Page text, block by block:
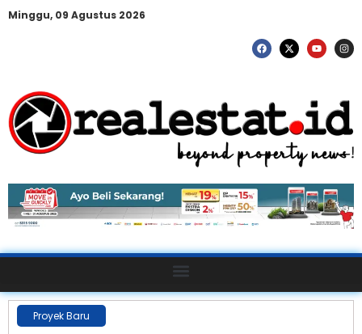
Minggu, 09 Agustus 2026
Proyek Baru